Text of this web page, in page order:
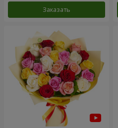
Заказать